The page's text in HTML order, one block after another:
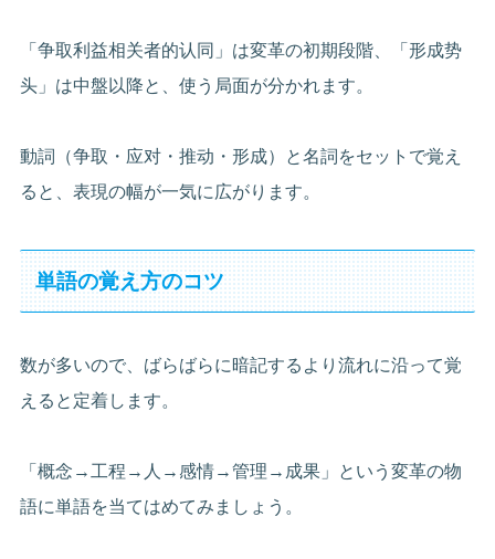
「争取利益相关者的认同」は変革の初期段階、「形成势
头」は中盤以降と、使う局面が分かれます。
動詞（争取・应对・推动・形成）と名詞をセットで覚え
ると、表現の幅が一気に広がります。
単語の覚え方のコツ
数が多いので、ばらばらに暗記するより流れに沿って覚
えると定着します。
「概念→工程→人→感情→管理→成果」という変革の物
語に単語を当てはめてみましょう。